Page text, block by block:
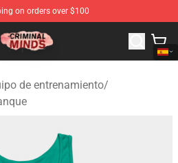
on orders over $100
- Official Criminal Minds
de entrenamiento/